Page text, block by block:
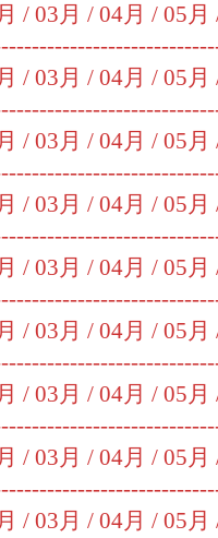
/ 03月 / 04月 / 05月
/ 03月 / 04月 / 05月
/ 03月 / 04月 / 05月
/ 03月 / 04月 / 05月
/ 03月 / 04月 / 05月
/ 03月 / 04月 / 05月
/ 03月 / 04月 / 05月
/ 03月 / 04月 / 05月
/ 03月 / 04月 / 05月